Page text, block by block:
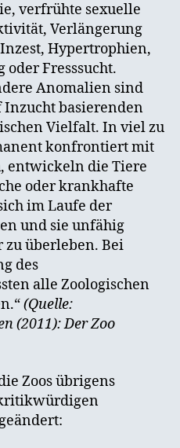
verfrühte sexuelle
Verlängerung
Hypertrophien,
Fresssucht.
Anomalien sind
Inzucht basierenden
Vielfalt. In viel zu
konfrontiert mit
entwickeln die Tiere
oder krankhafte
im Laufe der
und sie unfähig
überleben. Bei
des
alle Zoologischen
(Quelle:
(2011): Der Zoo
Zoos übrigens